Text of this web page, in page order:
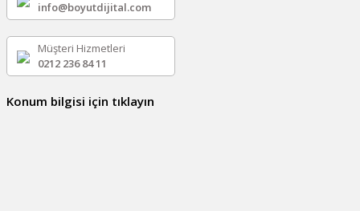
info@boyutdijital.com
Müşteri Hizmetleri
0212 236 84 11
Konum bilgisi için tıklayın